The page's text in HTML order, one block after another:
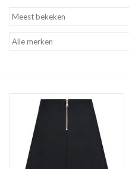
Pakken
Accessoires